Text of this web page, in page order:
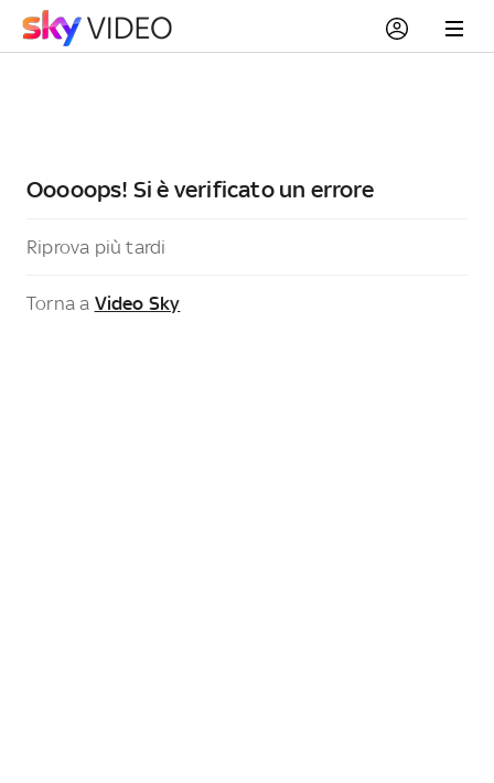
Ooooops! Si è verificato un errore
Riprova più tardi
Torna a Video Sky